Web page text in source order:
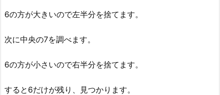
6の方が大きいので左半分を捨てます。
次に中央の7を調べます。
6の方が小さいので右半分を捨てます。
すると6だけが残り、見つかります。